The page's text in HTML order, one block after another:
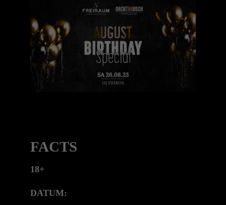
We offer support for our customers
Mon - Fri 8:00am - 5:00pm(GMT +1)
Get in touch
Cybersteel Inc.
Have any questions?
+44 1234 567 890
Drop us a line
FACTS
18+
DATUM: